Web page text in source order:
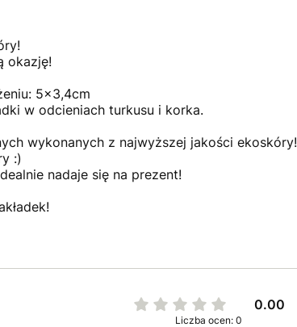
okazję!
5x3,4cm
w odcieniach turkusu i korka.
wykonanych z najwyższej jakości ekoskóry!
:)
nadaje się na prezent!
0.00
Liczba ocen: 0